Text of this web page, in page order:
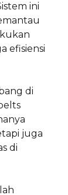
ini
efisiensi
di
juga
di